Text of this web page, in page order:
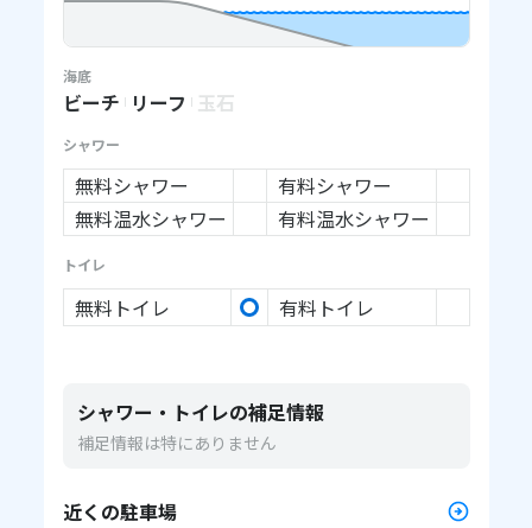
海底
ビーチ リーフ 玉石
シャワー
無料シャワー
有料シャワー
無料温水シャワー
有料温水シャワー
トイレ
無料トイレ 有料トイレ
シャワー・トイレの補足情報
補足情報は特にありません
近くの駐車場